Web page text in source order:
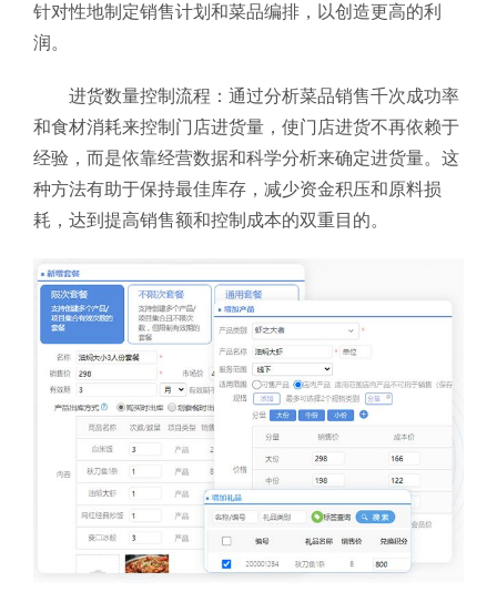
针对性地制定销售计划和菜品编排，以创造更高的利
润。
进货数量控制流程：通过分析菜品销售千次成功率
和食材消耗来控制门店进货量，使门店进货不再依赖于
经验，而是依靠经营数据和科学分析来确定进货量。这
种方法有助于保持最佳库存，减少资金积压和原料损
耗，达到提高销售额和控制成本的双重目的。